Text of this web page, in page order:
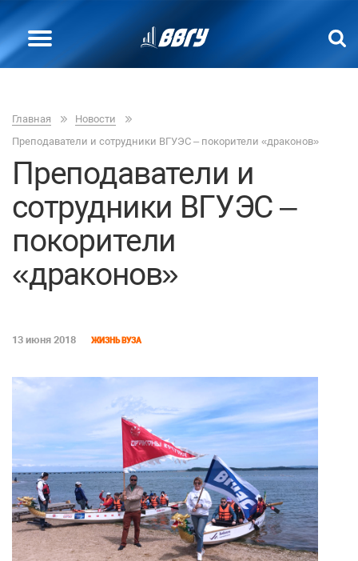
Главная
Новости
Преподаватели и сотрудники ВГУЭС – покорители «драконов»
Преподаватели и
сотрудники ВГУЭС –
покорители
«драконов»
13 июня 2018 ЖИЗНЬ ВУЗА